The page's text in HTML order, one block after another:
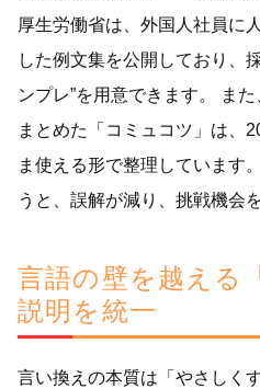
厚生労働省は、外国人社員に
した例文集を公開しており、
ンプレ”を用意できます。 ま
まとめた「コミュコツ」は、
ま使える形で整理しています
うと、誤解が減り、挑戦機会
言語の壁を越える
説明を統一
言い換えの本質は「やさしく